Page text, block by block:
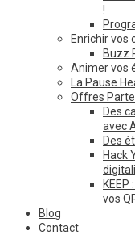
!
Enrichir vos
Buzz
Animer vos
La Pause
Offres
Des
avec
Des
Hack
vos
Blog
Contact